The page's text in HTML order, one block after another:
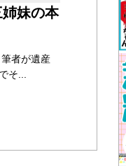
姉妹の本
者が遺産
そ...